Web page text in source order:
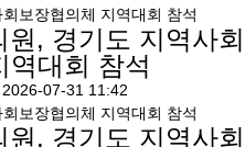
원, 경기도 지역사회
역대회 참석
2026-07-31 11:42
원, 경기도 지역사회